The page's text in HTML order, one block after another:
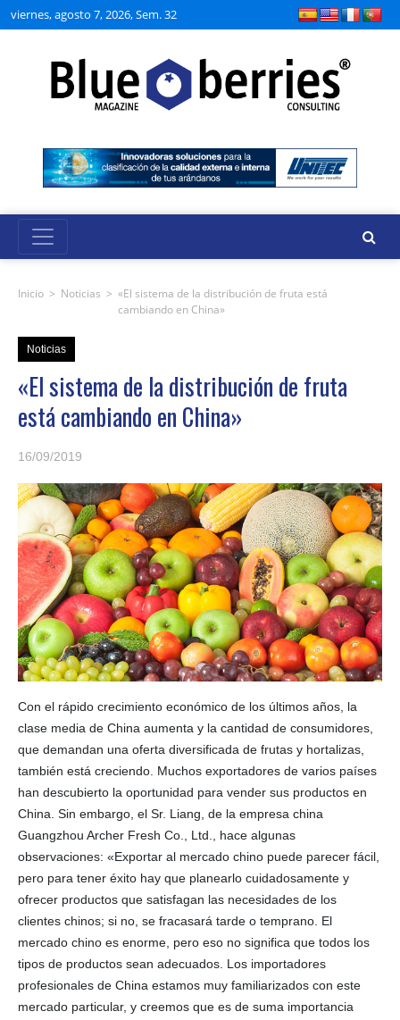
viernes, agosto 7, 2026, Sem. 32
Inicio > Noticias > «El sistema de la distribución de fruta está
cambiando en China»
Noticias
«El sistema de la distribución de fruta
está cambiando en China»
16/09/2019
Con el rápido crecimiento económico de los últimos años, la
clase media de China aumenta y la cantidad de consumidores,
que demandan una oferta diversificada de frutas y hortalizas,
también está creciendo. Muchos exportadores de varios países
han descubierto la oportunidad para vender sus productos en
China. Sin embargo, el Sr. Liang, de la empresa china
Guangzhou Archer Fresh Co., Ltd., hace algunas
observaciones: «Exportar al mercado chino puede parecer fácil,
pero para tener éxito hay que planearlo cuidadosamente y
ofrecer productos que satisfagan las necesidades de los
clientes chinos; si no, se fracasará tarde o temprano. El
mercado chino es enorme, pero eso no significa que todos los
tipos de productos sean adecuados. Los importadores
profesionales de China estamos muy familiarizados con este
mercado particular, y creemos que es de suma importancia